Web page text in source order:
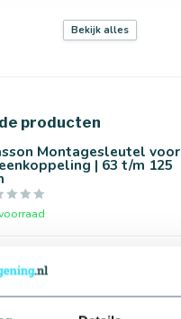
Plasson
Bekijk alles
producten
Montagesleutel voor
| 63 t/m 125